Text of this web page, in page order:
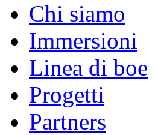
Chi siamo
Immersioni
Linea di boe
Progetti
Partners